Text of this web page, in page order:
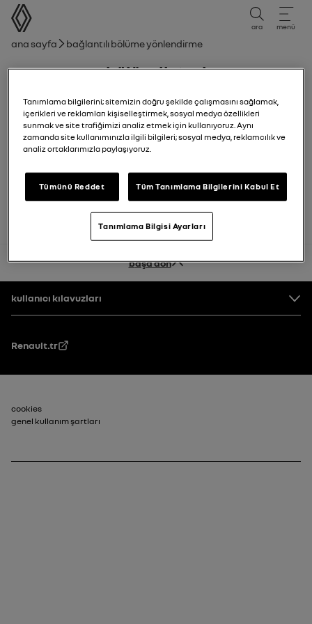
kullanıcı kılavuzu
ara menü
Gezinti çubuğu
Ana sayfa Bağlantılı bölüme yönlendirme
Bölüm listesi
Kart
Anahtar, uzaktan kumanda
Kapılar ve açılır elemanlar
başa dön
Altbilgi
kullanıcı kılavuzları
Renault.tr
Alt Bilgi_2
cookies
genel kullanım şartları
Tanımlama bilgilerini; sitemizin doğru şekilde çalışmasını sağlamak,
içerikleri ve reklamları kişiselleştirmek, sosyal medya özellikleri
sunmak ve site trafiğimizi analiz etmek için kullanıyoruz. Aynı
zamanda site kullanımınızla ilgili bilgileri; sosyal medya, reklamcılık ve
analiz ortaklarımızla paylaşıyoruz.
Tümünü Reddet Tüm Tanımlama Bilgilerini Kabul Et
Tanımlama Bilgisi Ayarları